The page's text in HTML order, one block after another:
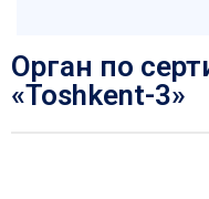
Орган по
«Toshkent-3»